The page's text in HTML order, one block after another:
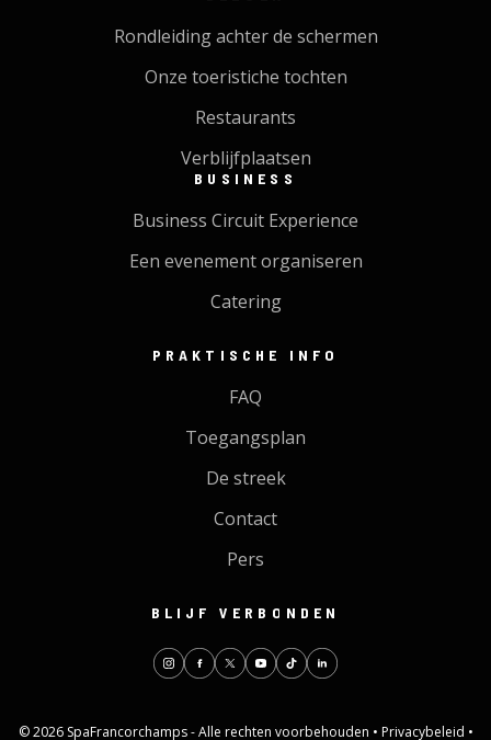
Rondleiding achter de schermen
Onze toeristiche tochten
Restaurants
Verblijfplaatsen
BUSINESS
Business Circuit Experience
Een evenement organiseren
Catering
PRAKTISCHE INFO
FAQ
Toegangsplan
De streek
Contact
Pers
BLIJF VERBONDEN
© 2026 SpaFrancorchamps - Alle rechten voorbehouden • Privacybeleid •